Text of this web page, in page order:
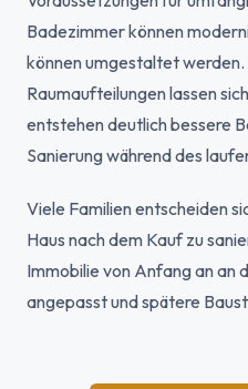
Badezimmer können
können umgestaltet werden.
Raumaufteilungen lassen
entstehen deutlich bessere
Sanierung während des
Viele Familien entscheiden
Haus nach dem Kauf zu
Immobilie von Anfang an an
angepasst und spätere